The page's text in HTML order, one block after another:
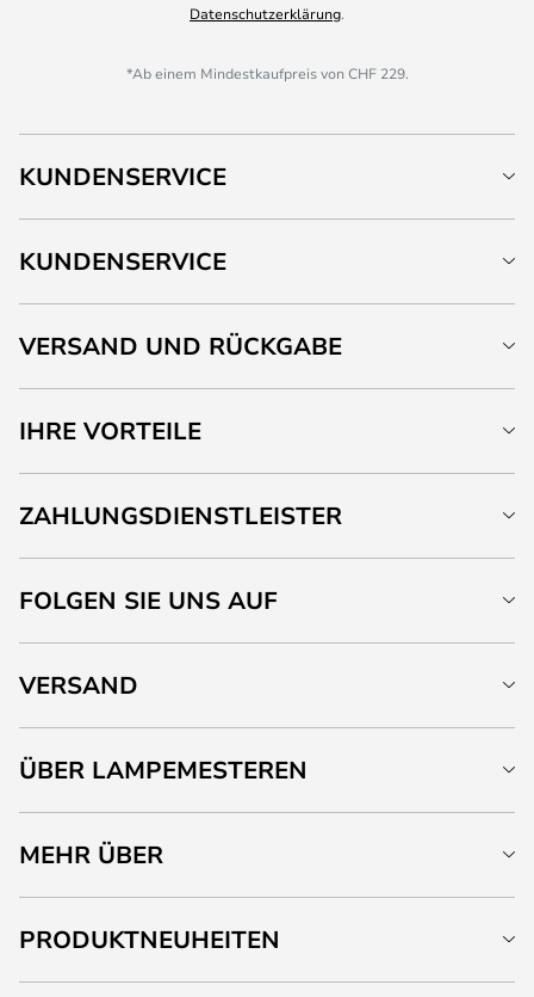
Datenschutzerklärung.
*Ab einem Mindestkaufpreis von CHF 229.
KUNDENSERVICE
KUNDENSERVICE
VERSAND UND RÜCKGABE
IHRE VORTEILE
ZAHLUNGSDIENSTLEISTER
FOLGEN SIE UNS AUF
VERSAND
ÜBER LAMPEMESTEREN
MEHR ÜBER
PRODUKTNEUHEITEN